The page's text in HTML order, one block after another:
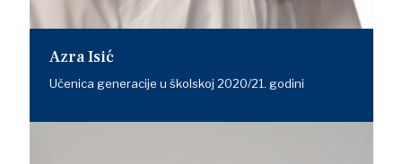
Azra Isić
Učenica generacije u školskoj 2020/21. godini